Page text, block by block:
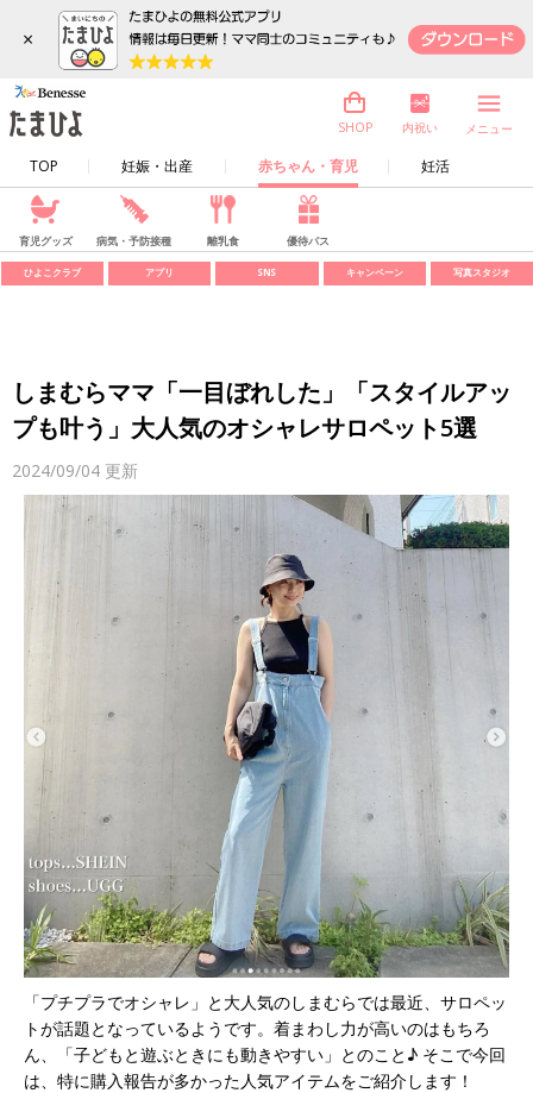
×
TOP 妊娠・出産 赤ちゃん・育児 妊活
SHOP 内祝い メニュー
育児グッズ 病気・予防接種 離乳食 優待パス
ひよこクラブ アプリ SNS キャンペーン 写真スタジオ
しまむらママ「一目ぼれした」「スタイルアッ
プも叶う」大人気のオシャレサロペット5選
2024/09/04 更新
「プチプラでオシャレ」と大人気のしまむらでは最近、サロペッ
トが話題となっているようです。着まわし力が高いのはもちろ
ん、「子どもと遊ぶときにも動きやすい」とのこと♪ そこで今回
は、特に購入報告が多かった人気アイテムをご紹介します！